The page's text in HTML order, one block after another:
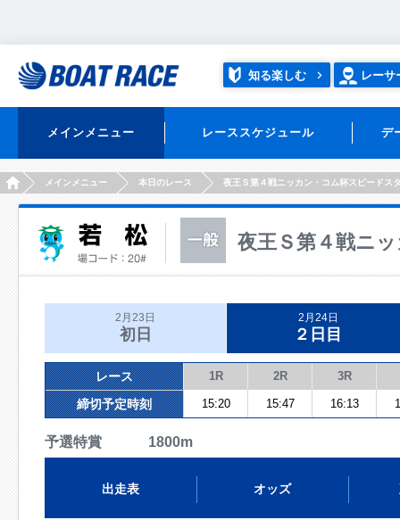
知る楽しむ レーサ
メインメニュー レーススケジュール デ
HOMEメインメニュー 本日のレース 夜王Ｓ第４戦ニッカン・コム杯スピードス
夜王Ｓ第４戦ニ
2月23日
初日
2月24日
２日目
レース 1R 2R 3R
締切予定時刻 15:20 15:47 16:13
予選特賞 1800m
出走表 オッズ